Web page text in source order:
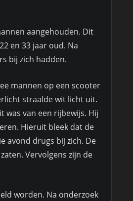
aangehouden. Dit
en 33 jaar oud. Na
bij zich hadden.
mannen op een scooter
straalde wit licht uit.
was van een rijbewijs. Hij
Hieruit bleek dat de
avond drugs bij zich. De
Vervolgens zijn de
worden. Na onderzoek